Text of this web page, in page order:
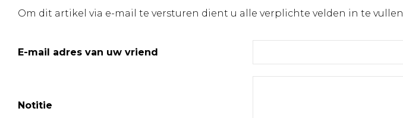
Om dit artikel via e-mail te versturen dient u alle verplichte velden in te vullen
E-mail adres van uw vriend
Notitie